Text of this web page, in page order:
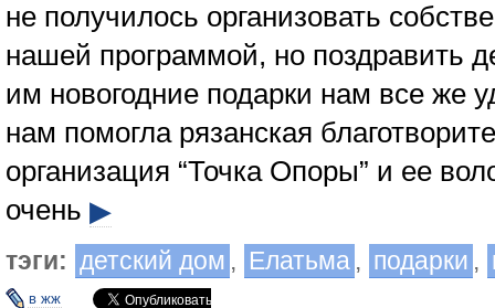
не получилось организовать
нашей программой, но поздравить
им новогодние подарки нам все же
нам помогла рязанская
организация “Точка Опоры” и ее
очень ▶
тэги: детский дом , Елатьма , подарки ,
в жж